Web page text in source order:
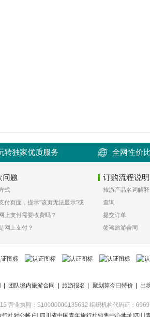
转独家优质服务 全网性价
问题
式
付页面，提示”该页无法显示”或
，可能是什么原因？
上支付需要收费吗？
网上支付？
订购流程说明
旅游产品名词解释
查询
提交订单
签署旅游合同
团队境内旅游合同 旅游报名 聚划算今日特价 出
营业执照：510000000135632 组织机构代码证：
行社对公帐户 四川省中国青年旅行社销售中心地址 四川